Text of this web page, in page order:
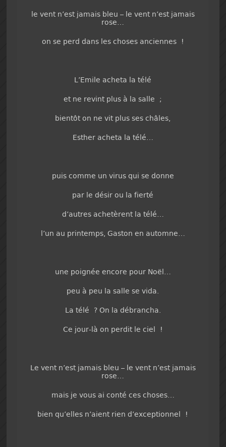
le vent n’est jamais bleu – le vent n’est jamais
rose…
on se perd dans les choses anciennes !
L’Emile acheta la télé
et ne revint plus à la salle ;
bientôt on ne vit plus ses châles,
Esther acheta la télé…
puis comme un virus qui se donne
par le désir ou la fierté
d’autres achetèrent la télé…
l’un au printemps, Gaston en automne…
une poignée encore pour Noël…
peu à peu la salle se vida.
La télé ? On la débrancha.
Ce jour-là on perdit le ciel !
Le vent n’est jamais bleu – le vent n’est jamais
rose…
mais je vous ai conté ces choses…
bien qu’elles n’aient rien d’exceptionnel !